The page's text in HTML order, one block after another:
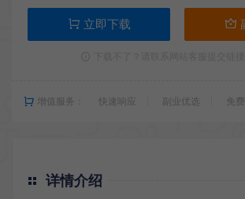
立即下载
增值服务： 快速响应 副业优选 免
详情介绍